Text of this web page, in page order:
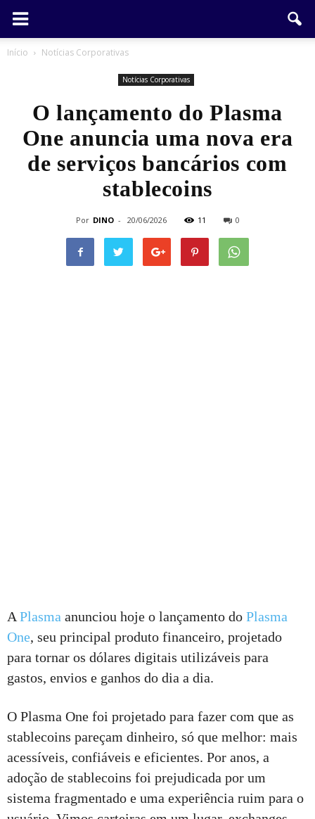
Início Notícias Corporativas
Notícias Corporativas
O lançamento do Plasma
One anuncia uma nova era
de serviços bancários com
stablecoins
Por DINO - 20/06/2026 11 0
A Plasma anunciou hoje o lançamento do Plasma
One, seu principal produto financeiro, projetado
para tornar os dólares digitais utilizáveis ​​para
gastos, envios e ganhos do dia a dia.
O Plasma One foi projetado para fazer com que as
stablecoins pareçam dinheiro, só que melhor: mais
acessíveis, confiáveis ​​e eficientes. Por anos, a
adoção de stablecoins foi prejudicada por um
sistema fragmentado e uma experiência ruim para o